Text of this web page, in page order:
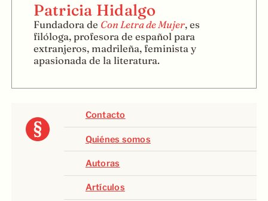
Patricia Hidalgo
Fundadora de Con Letra de Mujer, es
filóloga, profesora de español para
extranjeros, madrileña, feminista y
apasionada de la literatura.
Contacto
Quiénes somos
Autoras
Artículos